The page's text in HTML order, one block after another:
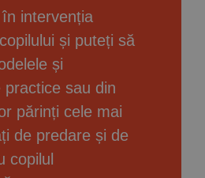
intervenția
și puteți să
și
practice sau din
părinți cele mai
de predare și de
copilul